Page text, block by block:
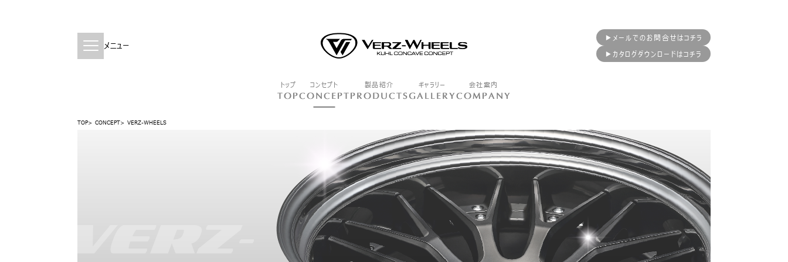
メニュー
▶メールでのお問合せはコチラ
▶カタログダウンロードはコチラ
トップ
TOP
コンセプト
CONCEPT
製品紹介
PRODUCTS
ギャラリー
GALLERY
会社案内
COMPANY
TOP CONCEPT VERZ-WHEELS